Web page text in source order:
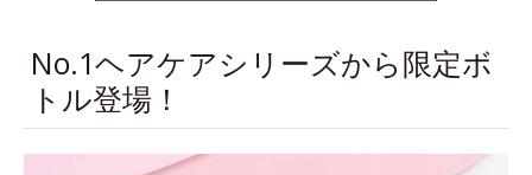
No.1ヘアケアシリーズから限定ボ
トル登場！